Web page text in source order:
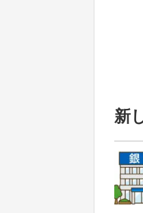
新